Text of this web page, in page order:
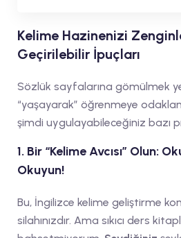
Kelime Hazinenizi
Geçirilebilir İpuçları
Sözlük sayfalarına gömülmek
“yaşayarak” öğrenmeye
şimdi uygulayabileceğiniz bazı
1. Bir “Kelime Avcısı” Olun:
Okuyun!
Bu, İngilizce kelime geliştirme
silahınızdır. Ama sıkıcı ders